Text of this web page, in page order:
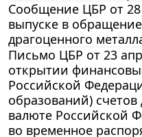
Сообщение ЦБР от 28
выпуске в
драгоценного
Письмо ЦБР от 23
открытии
Российской
образований) счетов
валюте Российской
во временное